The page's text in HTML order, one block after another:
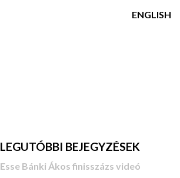
ENGLISH
LEGUTÓBBI BEJEGYZÉSEK
Esse Bánki Ákos finisszázs videó